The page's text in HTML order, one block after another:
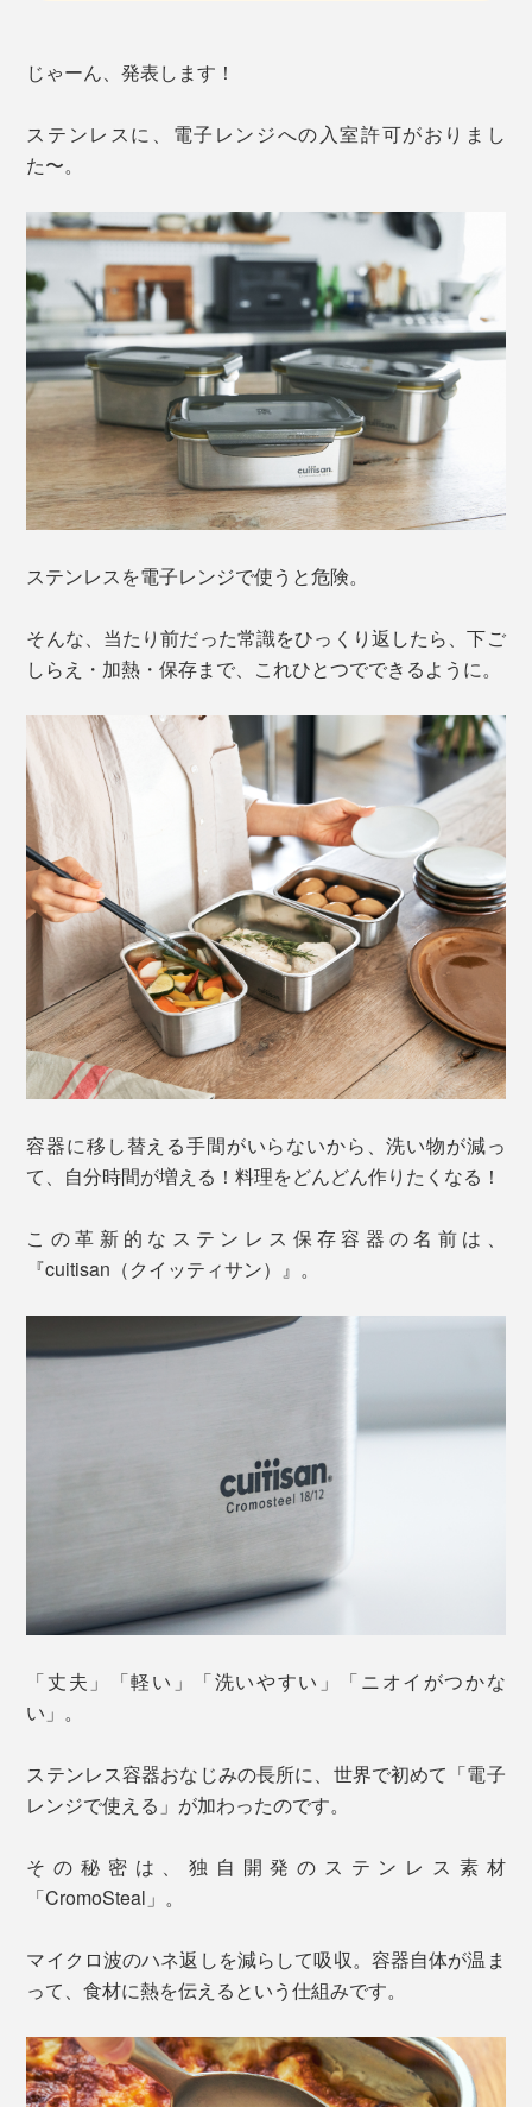
じゃーん、発表します！
ステンレスに、電子レンジへの入室許可がおりまし
た〜。
ステンレスを電子レンジで使うと危険。
そんな、当たり前だった常識をひっくり返したら、下ご
しらえ・加熱・保存まで、これひとつでできるように。
容器に移し替える手間がいらないから、洗い物が減っ
て、自分時間が増える！料理をどんどん作りたくなる！
この革新的なステンレス保存容器の名前は、
『cuitisan（クイッティサン）』。
「丈夫」「軽い」「洗いやすい」「ニオイがつかな
い」。
ステンレス容器おなじみの長所に、世界で初めて「電子
レンジで使える」が加わったのです。
その秘密は、独自開発のステンレス素材
「CromoSteal」。
マイクロ波のハネ返しを減らして吸収。容器自体が温ま
って、食材に熱を伝えるという仕組みです。